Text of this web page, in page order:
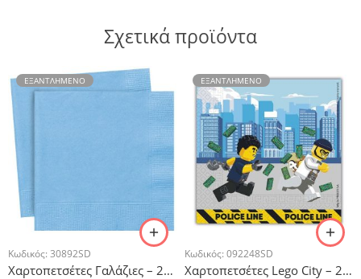
Σχετικά προϊόντα
ΕΞΑΝΤΛΗΜΈΝΟ
Κωδικός: 30892SD
Χαρτοπετσέτες Γαλάζιες – 20 τμχ.
ΕΞΑΝΤΛΗΜΈΝΟ
Κωδικός: 092248SD
Χαρτοπετσέτες Lego City – 20τμχ.